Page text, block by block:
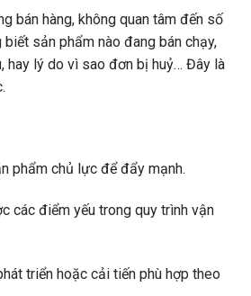
bán hàng, không quan tâm đến số
biết sản phẩm nào đang bán chạy,
hay lý do vì sao đơn bị huỷ… Đây là
phẩm chủ lực để đẩy mạnh.
các điểm yếu trong quy trình vận
triển hoặc cải tiến phù hợp theo